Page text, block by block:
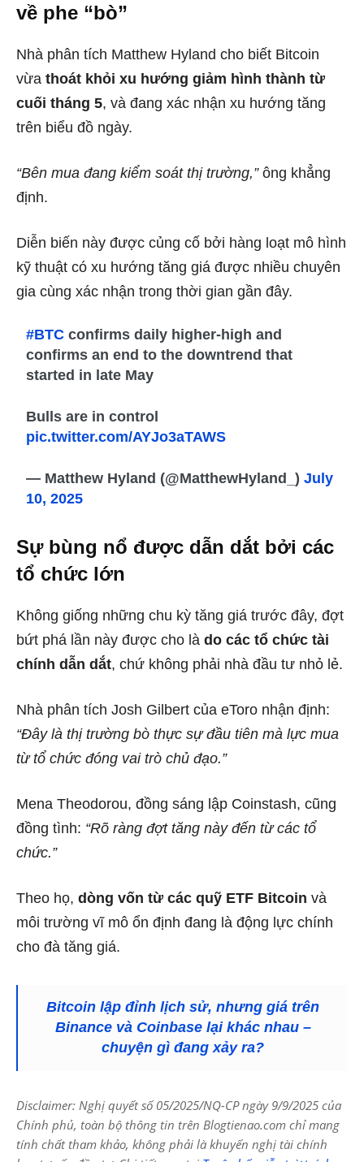
về phe “bò”
Nhà phân tích Matthew Hyland cho biết Bitcoin
vừa thoát khỏi xu hướng giảm hình thành từ
cuối tháng 5, và đang xác nhận xu hướng tăng
trên biểu đồ ngày.
“Bên mua đang kiểm soát thị trường,”ông khẳng
định.
Diễn biến này được củng cố bởi hàng loạt mô hình
kỹ thuật có xu hướng tăng giá được nhiều chuyên
gia cùng xác nhận trong thời gian gần đây.
#BTC confirms daily higher-high and
confirms an end to the downtrend that
started in late May
Bulls are in control
pic.twitter.com/AYJo3aTAWS
— Matthew Hyland (@MatthewHyland_)July
10, 2025
Sự bùng nổ được dẫn dắt bởi các
tổ chức lớn
Không giống những chu kỳ tăng giá trước đây, đợt
bứt phá lần này được cho là do các tổ chức tài
chính dẫn dắt, chứ không phải nhà đầu tư nhỏ lẻ.
Nhà phân tích Josh Gilbert của eToro nhận định:
“Đây là thị trường bò thực sự đầu tiên mà lực mua
từ tổ chức đóng vai trò chủ đạo.”
Mena Theodorou, đồng sáng lập Coinstash, cũng
đồng tình: “Rõ ràng đợt tăng này đến từ các tổ
chức.”
Theo họ, dòng vốn từ các quỹ ETF Bitcoin và
môi trường vĩ mô ổn định đang là động lực chính
cho đà tăng giá.
Bitcoin lập đỉnh lịch sử, nhưng giá trên
Binance và Coinbase lại khác nhau –
chuyện gì đang xảy ra?
Disclaimer: Nghị quyết số 05/2025/NQ-CP ngày 9/9/2025 của
Chính phủ, toàn bộ thông tin trên Blogtienao.com chỉ mang
tính chất tham khảo, không phải là khuyến nghị tài chính